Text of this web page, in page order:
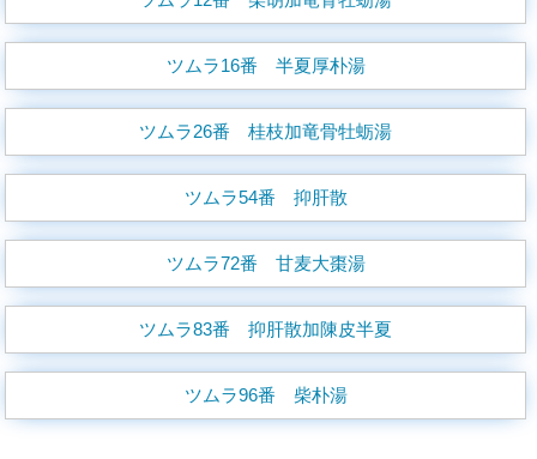
ツムラ16番 半夏厚朴湯
ツムラ26番 桂枝加竜骨牡蛎湯
ツムラ54番 抑肝散
ツムラ72番 甘麦大棗湯
ツムラ83番 抑肝散加陳皮半夏
ツムラ96番 柴朴湯